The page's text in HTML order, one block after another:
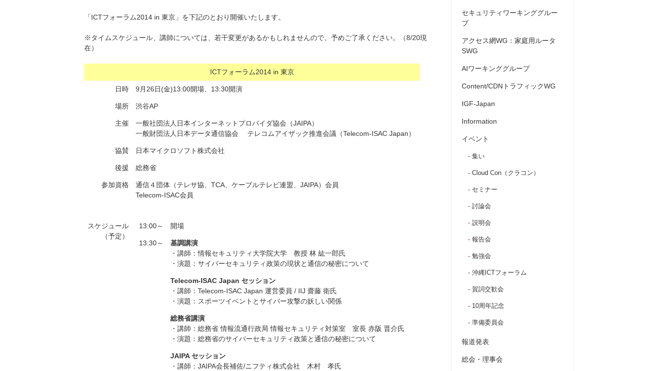
「ICTフォーラム2014 in 東京」を下記のとおり開催いたします。
※タイムスケジュール、講師については、若干変更があるかもしれませんので、予めご了承ください。（8/20現
在）
ICTフォーラム2014 in 東京
日時 9月26日(金)13:00開場、13:30開演
場所 渋谷AP
主催
一般社団法人日本インターネットプロバイダ協会（JAIPA）
一般財団法人日本データ通信協会 テレコムアイザック推進会議（Telecom-ISAC Japan）
協賛 日本マイクロソフト株式会社
後援 総務省
参加資格
通信４団体（テレサ協、TCA、ケーブルテレビ連盟、JAIPA）会員
Telecom-ISAC会員
スケジュール
（予定）
13:00～ 開場
13:30～
基調講演
・講師：情報セキュリティ大学院大学 教授 林 紘一郎氏
・演題：サイバーセキュリティ政策の現状と通信の秘密について
Telecom-ISAC Japan セッション
・講師：Telecom-ISAC Japan 運営委員 / IIJ 齋藤 衛氏
・演題：スポーツイベントとサイバー攻撃の妖しい関係
総務省講演
・講師：総務省 情報流通行政局 情報セキュリティ対策室 室長 赤阪 晋介氏
・演題：総務省のサイバーセキュリティ政策と通信の秘密について
JAIPA セッション
・講師：JAIPA会長補佐/ニフティ株式会社 木村 孝氏
セキュリティワーキンググルー
プ
アクセス網WG：家庭用ルータ
SWG
AIワーキンググループ
Content/CDNトラフィックWG
IGF-Japan
Information
イベント
集い
Cloud Con（クラコン）
セミナー
討論会
説明会
報告会
勉強会
沖縄ICTフォーラム
賀詞交歓会
10周年記念
準備委員会
報道発表
総会・理事会